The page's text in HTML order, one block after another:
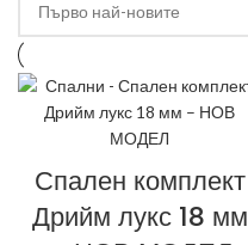
Спален комплект
Дрийм лукс 18 мм